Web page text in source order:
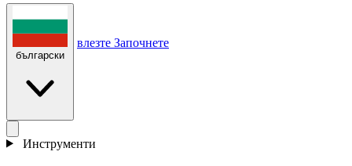
български
влезте Започнете
Инструменти